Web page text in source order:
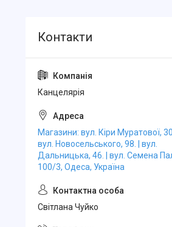
Канцелярiя
Магазини: вул. Кіри Муратової, 30 |
вул. Новосельського, 98. | вул.
Дальницька, 46. | вул. Семена
100/3, Одеса, Україна
Свiтлана Чуйко